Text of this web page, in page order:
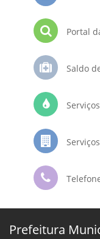
Portal
Saldo
Prefeitura